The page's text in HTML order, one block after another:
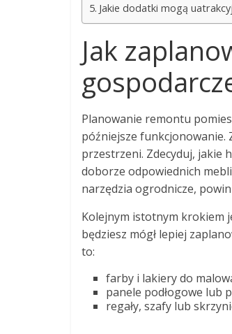
Jakie dodatki mogą
Jak
Planowanie remontu
późniejsze funkcjonowanie.
przestrzeni. Zdecyduj, jakie
doborze odpowiednich
narzędzia ogrodnicze,
Kolejnym istotnym krokiem
będziesz mógł lepiej
to:
farby i lakiery do
panele podłogowe lub
regały, szafy lub